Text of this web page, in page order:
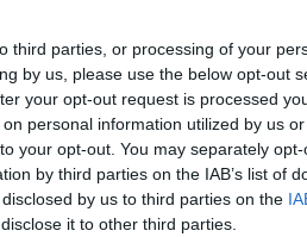
third parties, or processing of your
by us, please use the below opt-out
your opt-out request is processed
personal information utilized by us
your opt-out. You may separately
by third parties on the IAB’s list of
by us to third parties on the
it to other third parties.
inicialmente en la
y de sus accionistas”.
equipo directivo, aunque
de crecimiento y éxito
para acceder